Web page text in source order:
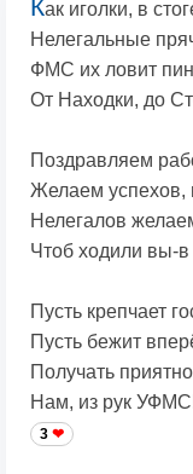
Как иголки, в
Нелегальные
ФМС их ловит
От Находки, до
Поздравляем
Желаем успехов,
Нелегалов
Чтоб ходили вы-в
Пусть крепчает
Пусть бежит
Получать
Нам, из рук
3